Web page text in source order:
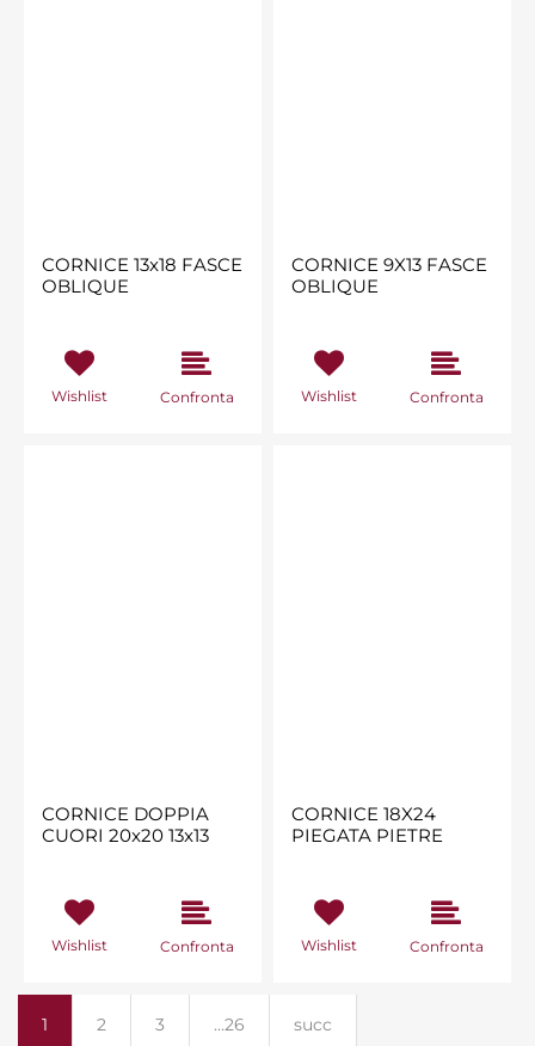
CORNICE 13x18 FASCE
OBLIQUE
Wishlist Confronta
CORNICE 9X13 FASCE
OBLIQUE
Wishlist Confronta
CORNICE DOPPIA
CUORI 20x20 13x13
Wishlist Confronta
CORNICE 18X24
PIEGATA PIETRE
Wishlist Confronta
1 2 3 ...26 succ